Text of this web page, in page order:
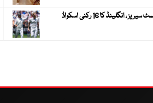
پاکستان کیخلاف ٹیسٹ سیریز ، انگلینڈ کا 16 رکنی اسکواڈ